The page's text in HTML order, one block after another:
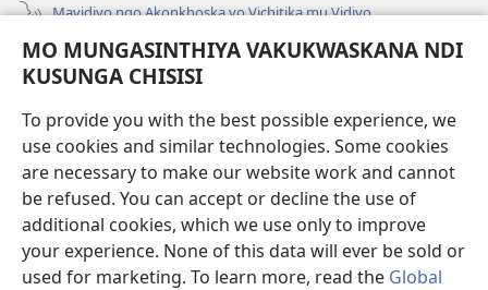
MO MUNGASINTHIYA VAKUKWASKANA NDI
KUSUNGA CHISISI
To provide you with the best possible experience, we
use cookies and similar technologies. Some cookies
are necessary to make our website work and cannot
be refused. You can accept or decline the use of
additional cookies, which we use only to improve
your experience. None of this data will ever be sold or
used for marketing. To learn more, read the Global
Mavidiyo ngo Akonkhoska vo Vichitika mu Vidiyo
Fufuzani
(Lajula
Linyaki)LAYIBULARE YA PA INTANETI
(Lajula
Peji
Linyaki)JW Hub ®
(Lajula
Peji
Linyaki)